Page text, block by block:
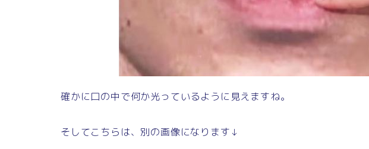
確かに口の中で何か光っているように見えますね。
そしてこちらは、別の画像になります↓